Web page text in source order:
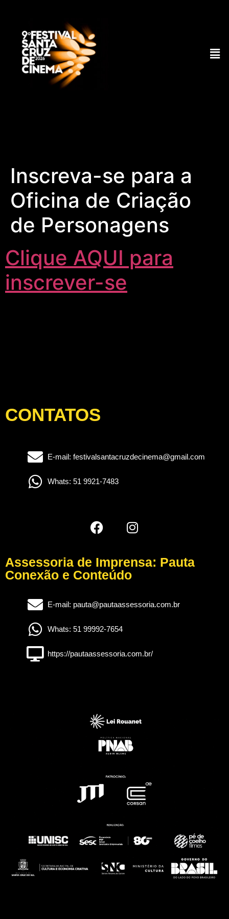
Inscreva-se para a
Oficina de Criação
de Personagens
Clique AQUI para
inscrever-se
CONTATOS
E-mail: festivalsantacruzdecinema@gmail.com
Whats: 51 9921-7483
Assessoria de Imprensa: Pauta
Conexão e Conteúdo
E-mail: pauta@pautaassessoria.com.br
Whats: 51 99992-7654
https://pautaassessoria.com.br/